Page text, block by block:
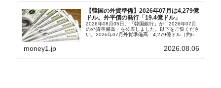
【韓国の外貨準備】2026年07月は4,279億
ドル。外平債の発行「19.4億ドル」
2026年08月05日、『韓国銀行』が「2026年07月
の外貨準備高」を公表しました。以下をご覧くださ
い。2026年07月外貨準備高：4,279億ドル（約67
money1.jp 2026.08.06